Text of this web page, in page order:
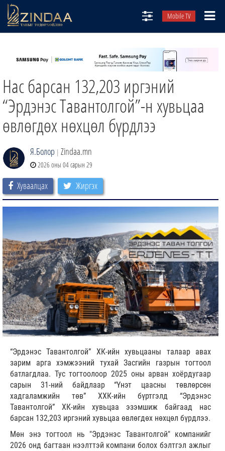
Mobile TV
ТВ8
ӨГЛӨӨНИЙ СОНИН
АУДИО ЗОХИОЛ
ЗИНДАА СЭТГҮҮЛ
Нас барсан 132,203 иргэний
“Эрдэнэс Тавантолгой”-н хувьцаа
өвлөгдөх нөхцөл бүрдлээ
Я.Болор | Zindaa.mn
2026 оны 04 сарын 29
Хуваалцах Жиргэх
“Эрдэнэс Тавантолгой” ХК-ийн хувьцааны талаар авах
зарим арга хэмжээний тухай Засгийн газрын тогтоол
батлагдлаа. Тус тогтоолоор 2025 оны арван хоёрдугаар
сарын 31-ний байдлаар “Үнэт цаасны төвлөрсөн
хадгаламжийн төв” ХХК-ийн бүртгэлд “Эрдэнэс
Тавантолгой” ХК-ийн хувьцаа эзэмшиж байгаад нас
барсан 132,203 иргэний хувьцаа өвлөгдөх нөхцөл бүрдлээ.
Мөн энэ тогтоол нь "Эрдэнэс Тавантолгой" компанийг
2026 онд багтаан нээлттэй компани болох бэлтгэл ажлыг